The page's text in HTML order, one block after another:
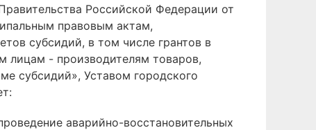
Российской Федерации от
правовым актам,
субсидий, в том числе грантов в
лицам - производителям товаров,
субсидий», Уставом городского
аварийно-восстановительных